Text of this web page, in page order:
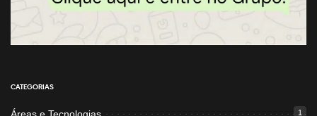
CATEGORIAS
1